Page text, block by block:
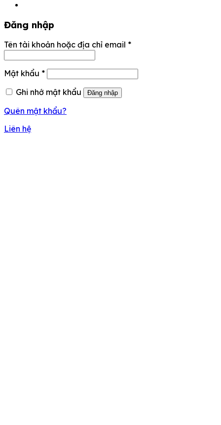
Đăng nhập
Tên tài khoản hoặc địa chỉ email *
Mật khẩu *
Ghi nhớ mật khẩu
Đăng nhập
Quên mật khẩu?
Liên hệ